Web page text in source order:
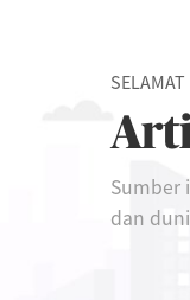
SELAMAT
Sumber
dan